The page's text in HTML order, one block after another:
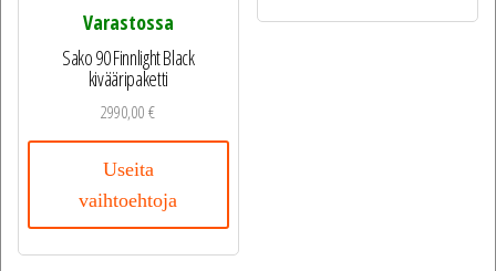
Varastossa
Sako 90 Finnlight Black
kivääripaketti
2990,00€
Useita
vaihtoehtoja